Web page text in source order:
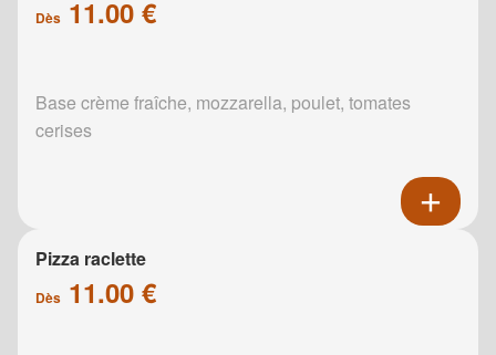
Dès 11.00 €
Base crème fraîche, mozzarella, poulet, tomates
cerises
Pizza raclette
Dès 11.00 €